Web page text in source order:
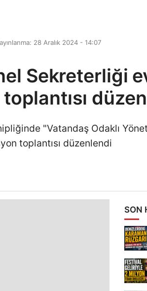
28 Aralık 2024 - 14:07
Sekreterliği
"Vatandaş Odaklı
toplantısı düzenlendi
SON